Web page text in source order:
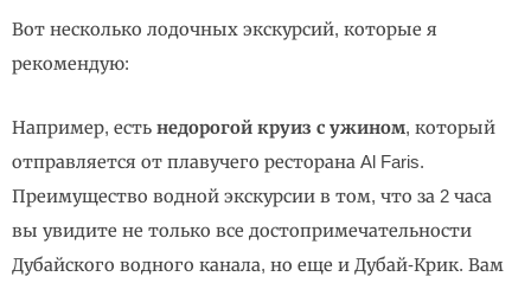
Вот несколько лодочных экскурсий, которые я
рекомендую:
Например, есть недорогой круиз с ужином, который
отправляется от плавучего ресторана Al Faris.
Преимущество водной экскурсии в том, что за 2 часа
вы увидите не только все достопримечательности
Дубайского водного канала, но еще и Дубай-Крик. Вам